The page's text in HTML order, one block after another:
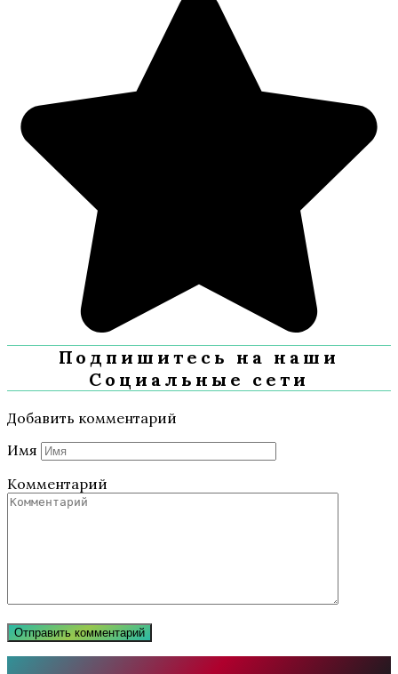
Подпишитесь на наши
Социальные сети
Добавить комментарий
Имя
Комментарий